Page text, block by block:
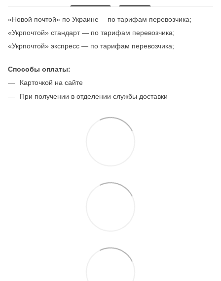
«Новой почтой» по Украине— по тарифам перевозчика;
«Укрпочтой» стандарт — по тарифам перевозчика;
«Укрпочтой» экспресс — по тарифам перевозчика;
Способы оплаты:
Карточкой на сайте
При получении в отделении службы доставки